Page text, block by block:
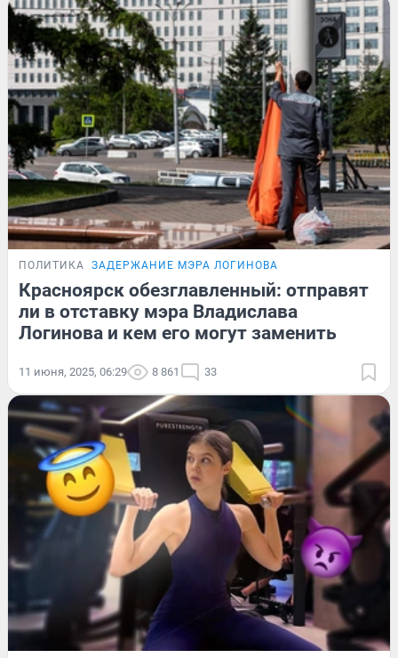
ПОЛИТИКА ЗАДЕРЖАНИЕ МЭРА ЛОГИНОВА
Красноярск обезглавленный: отправят
ли в отставку мэра Владислава
Логинова и кем его могут заменить
11 июня, 2025, 06:29 8 861 33